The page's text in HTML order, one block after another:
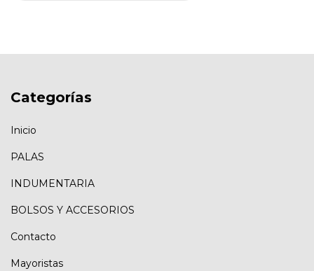
Categorías
Inicio
PALAS
INDUMENTARIA
BOLSOS Y ACCESORIOS
Contacto
Mayoristas